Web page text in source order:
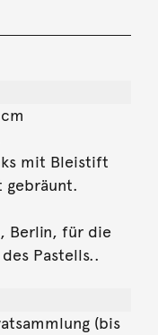
mit Bleistift
gebräunt.
Berlin, für die
Pastells..
(bis